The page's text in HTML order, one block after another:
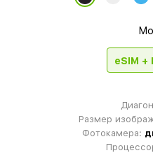
eSIM +
Размер
Фотокамера: